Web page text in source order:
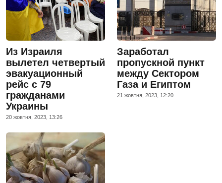
Из Израиля
вылетел четвертый
эвакуационный
рейс с 79
гражданами
Украины
20 жовтня, 2023, 13:26
Заработал
пропускной пункт
между Сектором
Газа и Египтом
21 жовтня, 2023, 12:20